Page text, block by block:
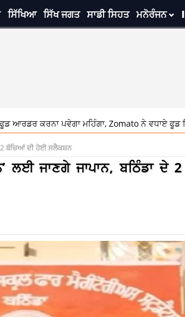
ਸਿੱਖਿਆ ਸਿੱਖ ਜਗਤ ਸਾਡੀ ਸਿਹਤ ਮਨੋਰੰਜਨ
ਪਵੇਗਾ ਮਹਿੰਗਾ, Zomato ਨੇ ਵਧਾਏ ਫੂਡ ਡਿਲੀਵਰੀ ਦੇ
2 ਬੱਚਿਆਂ ਦੀ ਹੋਈ ਸਲੈਕਸ਼ਨ
ਲਈ ਜਾਣਗੇ ਜਾਪਾਨ, ਬਠਿੰਡਾ ਦੇ